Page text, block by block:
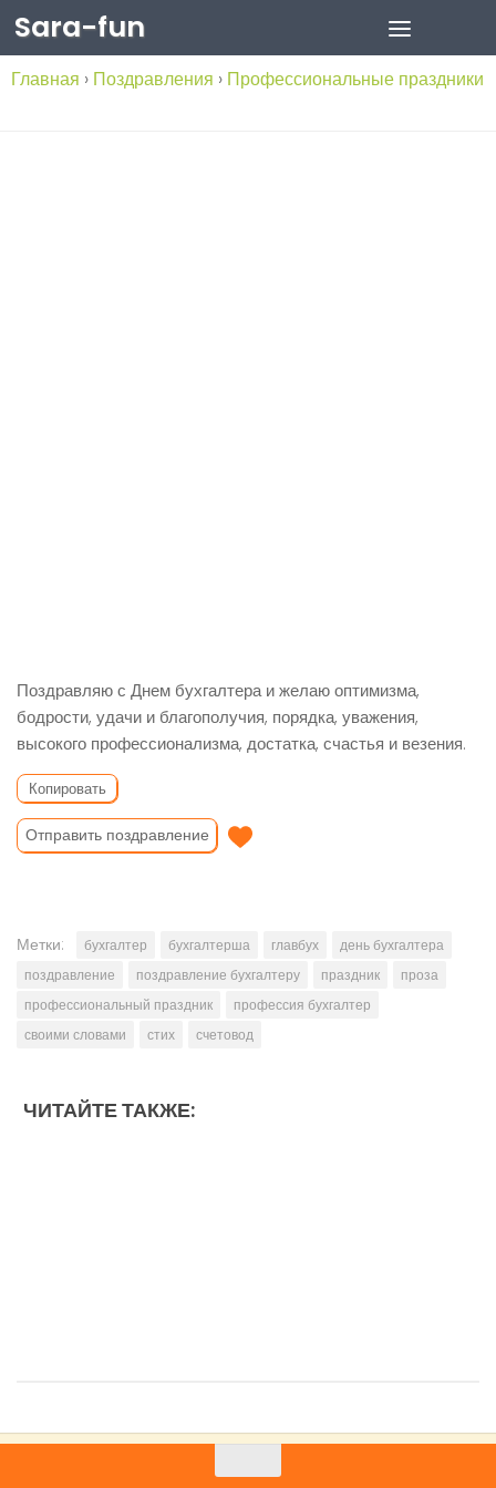
Skip to content
Sara-fun
Главная › Поздравления › Профессиональные праздники
Поздравляю с Днем бухгалтера и желаю оптимизма,
бодрости, удачи и благополучия, порядка, уважения,
высокого профессионализма, достатка, счастья и везения.
Копировать
Отправить поздравление
Метки: бухгалтер бухгалтерша главбух
день бухгалтера
поздравление
поздравление бухгалтеру праздник
проза
профессиональный праздник
профессия бухгалтер
своими словами
стих счетовод
ЧИТАЙТЕ ТАКЖЕ: